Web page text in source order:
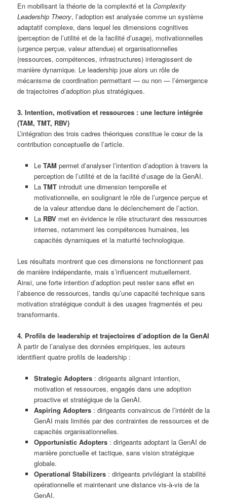
En mobilisant la théorie de la complexité et laComplexity
Leadership Theory, l’adoption est analysée comme un système
adaptatif complexe, dans lequel les dimensions cognitives
(perception de l’utilité et de la facilité d’usage), motivationnelles
(urgence perçue, valeur attendue) et organisationnelles
(ressources, compétences, infrastructures) interagissent de
manière dynamique. Le leadership joue alors un rôle de
mécanisme de coordination permettant — ou non — l’émergence
de trajectoires d’adoption plus stratégiques.
3. Intention, motivation et ressources : une lecture intégrée
(TAM, TMT, RBV)
L’intégration des trois cadres théoriques constitue le cœur de la
contribution conceptuelle de l’article.
Le TAM permet d’analyser l’intention d’adoption à travers la
perception de l’utilité et de la facilité d’usage de la GenAI.
La TMTintroduit une dimension temporelle et
motivationnelle, en soulignant le rôle de l’urgence perçue et
de la valeur attendue dans le déclenchement de l’action.
La RBVmet en évidence le rôle structurant des ressources
internes, notamment les compétences humaines, les
capacités dynamiques et la maturité technologique.
Les résultats montrent que ces dimensions ne fonctionnent pas
de manière indépendante, mais s’influencent mutuellement.
Ainsi, une forte intention d’adoption peut rester sans effet en
l’absence de ressources, tandis qu’une capacité technique sans
motivation stratégique conduit à des usages fragmentés et peu
transformants.
4. Profils de leadership et trajectoires d’adoption de la GenAI
À partir de l’analyse des données empiriques, les auteurs
identifient quatre profils de leadership :
Strategic Adopters: dirigeants alignant intention,
motivation et ressources, engagés dans une adoption
proactive et stratégique de la GenAI.
Aspiring Adopters: dirigeants convaincus de l’intérêt de la
GenAI mais limités par des contraintes de ressources et de
capacités organisationnelles.
Opportunistic Adopters: dirigeants adoptant la GenAI de
manière ponctuelle et tactique, sans vision stratégique
globale.
Operational Stabilizers: dirigeants privilégiant la stabilité
opérationnelle et maintenant une distance vis-à-vis de la
GenAI.